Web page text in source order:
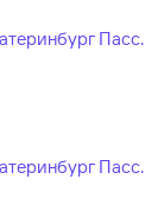
Пасс.
Пасс.